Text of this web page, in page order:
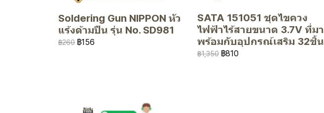
Soldering Gun NIPPON หัว
แร้งด้ามปืน รุ่น No. SD981
฿260 ฿156
SATA 151051 ชุดไขควง
ไฟฟ้าไร้สายขนาด 3.7V ที่มา
พร้อมกับอุปกรณ์เสริม 32ชิ้น
฿1,350 ฿810